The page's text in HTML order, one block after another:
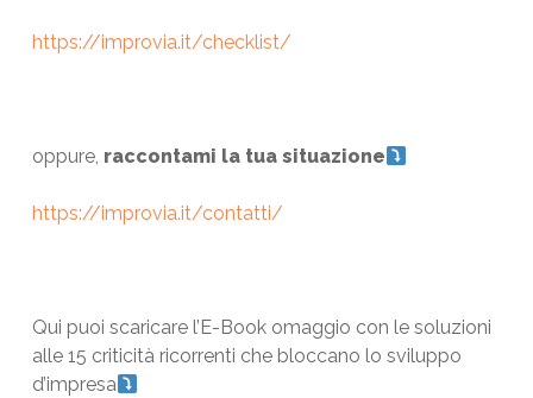
https://improvia.it/checklist/
oppure, raccontami la tua situazione
https://improvia.it/contatti/
Qui puoi scaricare l’E-Book omaggio con le soluzioni
alle 15 criticità ricorrenti che bloccano lo sviluppo
d’impresa